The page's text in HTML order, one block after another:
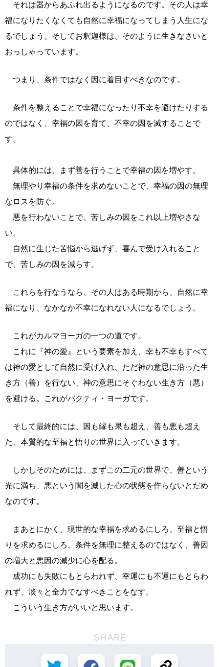
それは器からあふれ出るようになるのです。その人は幸
福になりたくなくても自然に幸福になってしまう人生にな
るでしょう。そしてお釈迦様は、そのように生きなさいと
おっしゃっています。
つまり、条件ではなく因に着目すべきなのです。
条件を整えることで幸福になったり不幸を避けたりする
のではなく、幸福の因を育て、不幸の因を滅することで
す。
具体的には、まず善を行うことで幸福の因を増やす。
無理やり幸福の条件を求めないことで、幸福の因の無理
なロスを防ぐ。
悪を行わないことで、苦しみの因をこれ以上増やさな
い。
自然に生じた苦悩から逃げず、喜んで受け入れること
で、苦しみの因を減らす。
これらを行なうなら、その人はある時期から、自然に幸
福になり、なかなか不幸になれない人になるでしょう。
これがカルマヨーガの一つの道です。
これに『神の愛』という要素を加え、幸も不幸もすべて
は神の愛として自然に受け入れ、ただ神の意思に沿った生
き方（善）を行ない、神の意思にそぐわない生き方（悪）
を避ける。これがバクティ・ヨーガです。
そして最終的には、因も縁も果も超え、善も悪も超え
た、本質的な至福と悟りの世界に入っていきます。
しかしそのためには、まずこの二元の世界で、善という
光に満ち、悪という闇を滅した心の状態を作らないとだめ
なのです。
まあとにかく、現世的な幸福を求めるにしろ、至福と悟
りを求めるにしろ、条件を無理に整えるのではなく、善因
の増大と悪因の減少に心を配る。
成功にも失敗にもとらわれず、幸運にも不運にもとらわ
れず、淡々と全力でなすべきことをなす。
こういう生き方がいいと思います。
SHARE